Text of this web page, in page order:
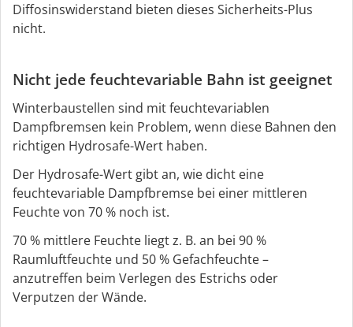
Diffosinswiderstand bieten dieses Sicherheits-Plus
nicht.
Nicht jede feuchtevariable Bahn ist geeignet
Winterbaustellen sind mit feuchtevariablen
Dampfbremsen kein Problem, wenn diese Bahnen den
richtigen Hydrosafe-Wert haben.
Der Hydrosafe-Wert gibt an, wie dicht eine
feuchtevariable Dampfbremse bei einer mittleren
Feuchte von 70 % noch ist.
70 % mittlere Feuchte liegt z. B. an bei 90 %
Raumluftfeuchte und 50 % Gefachfeuchte –
anzutreffen beim Verlegen des Estrichs oder
Verputzen der Wände.